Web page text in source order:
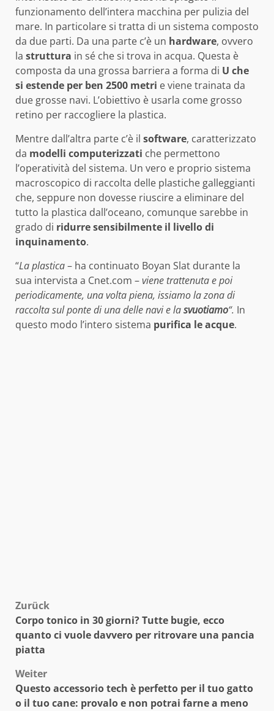
funzionamento dell’intera macchina per pulizia del
mare. In particolare si tratta di un sistema composto
da due parti. Da una parte c’è un hardware, ovvero
la struttura in sé che si trova in acqua. Questa è
composta da una grossa barriera a forma di U che
si estende per ben 2500 metri e viene trainata da
due grosse navi. L’obiettivo è usarla come grosso
retino per raccogliere la plastica.
Mentre dall’altra parte c’è il software, caratterizzato
da modelli computerizzati che permettono
l’operatività del sistema. Un vero e proprio sistema
macroscopico di raccolta delle plastiche galleggianti
che, seppure non dovesse riuscire a eliminare del
tutto la plastica dall’oceano, comunque sarebbe in
grado di ridurre sensibilmente il livello di
inquinamento.
“La plastica– ha continuato Boyan Slat durante la
sua intervista a Cnet.com –viene trattenuta e poi
periodicamente, una volta piena, issiamo la zona di
raccolta sul ponte di una delle navi e lasvuotiamo“. In
questo modo l’intero sistema purifica le acque.
Beitragsnavigation
Zurück
Corpo tonico in 30 giorni? Tutte bugie, ecco
quanto ci vuole davvero per ritrovare una pancia
piatta
Weiter
Questo accessorio tech è perfetto per il tuo gatto
o il tuo cane: provalo e non potrai farne a meno